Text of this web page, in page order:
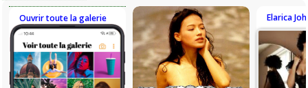
Ouvrir toute la galerie Elarica